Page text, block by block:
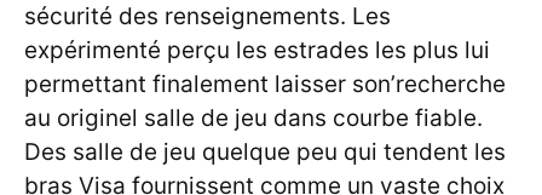
sécurité des renseignements. Les
expérimenté perçu les estrades les plus lui
permettant finalement laisser son’recherche
au originel salle de jeu dans courbe fiable.
Des salle de jeu quelque peu qui tendent les
bras Visa fournissent comme un vaste choix